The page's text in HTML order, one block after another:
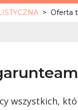
> Oferta
wszystkich,